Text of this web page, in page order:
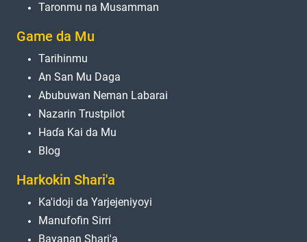
Taronmu na Musamman
Game da Mu
Tarihinmu
An San Mu Daga
Abubuwan Neman Labarai
Nazarin Trustpilot
Haɗa Kai da Mu
Blog
Harkokin Shari'a
Ka'idoji da Yarjejeniyoyi
Manufofin Sirri
Bayanan Shari'a